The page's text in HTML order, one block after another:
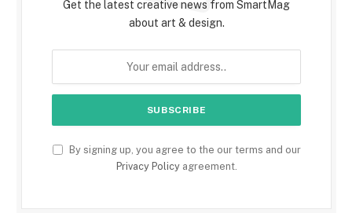
Get the latest creative news from SmartMag
about art & design.
By signing up, you agree to the our terms and our
Privacy Policyagreement.